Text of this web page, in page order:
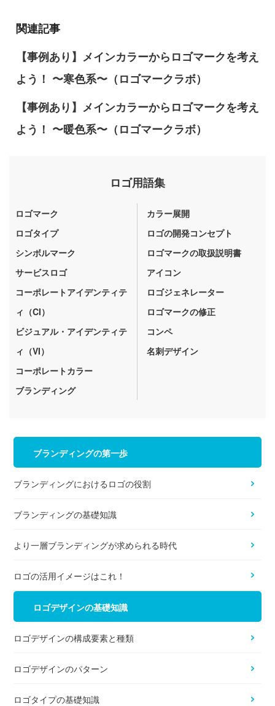
関連記事
【事例あり】メインカラーからロゴマークを考え
よう！ 〜寒色系〜（ロゴマークラボ）
【事例あり】メインカラーからロゴマークを考え
よう！ 〜暖色系〜（ロゴマークラボ）
ロゴ用語集
ロゴマーク
ロゴタイプ
シンボルマーク
サービスロゴ
コーポレートアイデンティテ
ィ（CI）
ビジュアル・アイデンティテ
ィ（VI）
コーポレートカラー
ブランディング
カラー展開
ロゴの開発コンセプト
ロゴマークの取扱説明書
アイコン
ロゴジェネレーター
ロゴマークの修正
コンペ
名刺デザイン
ブランディングの第一歩
ブランディングにおけるロゴの役割
ブランディングの基礎知識
より一層ブランディングが求められる時代
ロゴの活用イメージはこれ！
ロゴデザインの基礎知識
ロゴデザインの構成要素と種類
ロゴデザインのパターン
ロゴタイプの基礎知識